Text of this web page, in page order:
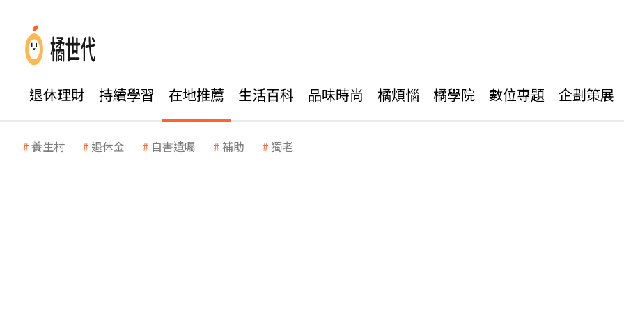
退休理財 持續學習 在地推薦 生活百科 品味時尚 橘煩惱 橘學院 數位專題 企劃策展
養生村 退休金 自書遺囑 補助 獨老